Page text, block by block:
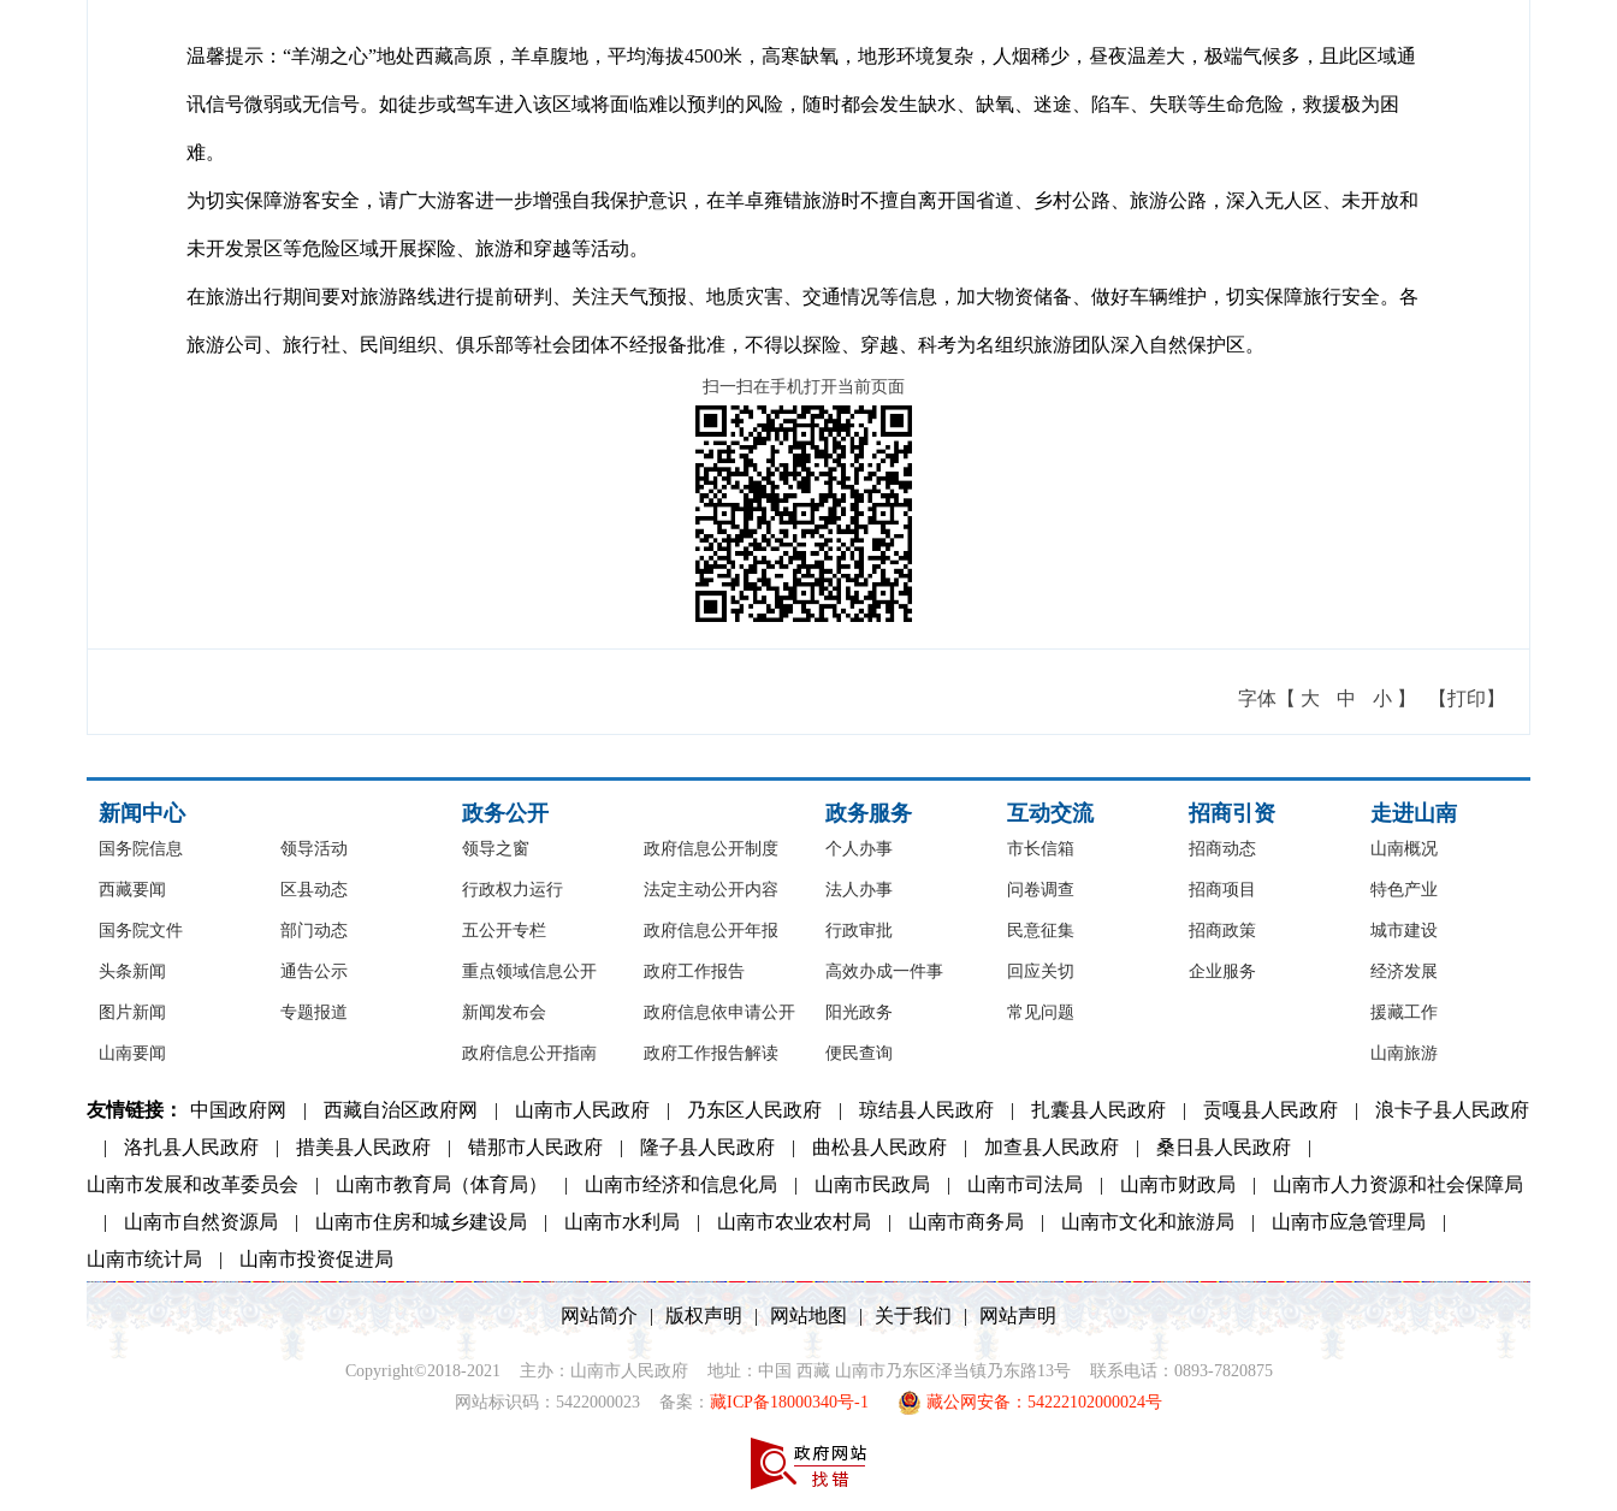
温馨提示： “羊湖之心”地处西藏高原，羊卓腹地，平均海拔4500米，高寒缺氧，地形环境复杂，人烟稀少，昼夜温差大，极端气候多，且此区域通
讯信号微弱或无信号。如徒步或驾车进入该区域将面临难以预判的风险，随时都会发生缺水、缺氧、迷途、陷车、失联等生命危险，救援极为困
难。
为切实保障游客安全，请广大游客进一步增强自我保护意识，在羊卓雍错旅游时不擅自离开国省道、乡村公路、旅游公路，深入无人区、未开放和
未开发景区等危险区域开展探险、旅游和穿越等活动。
在旅游出行期间要对旅游路线进行提前研判、关注天气预报、地质灾害、交通情况等信息，加大物资储备、做好车辆维护，切实保障旅行安全。各
旅游公司、旅行社、民间组织、俱乐部等社会团体不经报备批准，不得以探险、穿越、科考为名组织旅游团队深入自然保护区。
扫一扫在手机打开当前页面
字体【 大 中 小 】 【打印】
新闻中心
国务院信息
西藏要闻
国务院文件
头条新闻
图片新闻
山南要闻
领导活动
区县动态
部门动态
通告公示
专题报道
政务公开
领导之窗
行政权力运行
五公开专栏
重点领域信息公开
新闻发布会
政府信息公开指南
政府信息公开制度
法定主动公开内容
政府信息公开年报
政府工作报告
政府信息依申请公开
政府工作报告解读
政务服务
个人办事
法人办事
行政审批
高效办成一件事
阳光政务
便民查询
互动交流
市长信箱
问卷调查
民意征集
回应关切
常见问题
招商引资
招商动态
招商项目
招商政策
企业服务
走进山南
山南概况
特色产业
城市建设
经济发展
援藏工作
山南旅游
友情链接： 中国政府网 | 西藏自治区政府网 | 山南市人民政府 | 乃东区人民政府 | 琼结县人民政府 | 扎囊县人民政府 | 贡嘎县人民政府 |
浪卡子县人民政府
|
洛扎县人民政府 | 措美县人民政府 | 错那市人民政府 | 隆子县人民政府 | 曲松县人民政府 | 加查县人民政府 | 桑日县人民政府
|
山南市发展和改革委员会
| 山南市教育局（体育局） | 山南市经济和信息化局 | 山南市民政局 | 山南市司法局 | 山南市财政局 |
山南市人力资源和社会保障局
|
山南市自然资源局 | 山南市住房和城乡建设局 | 山南市水利局 | 山南市农业农村局 | 山南市商务局 | 山南市文化和旅游局 | 山南市应急管理局
|
山南市统计局
| 山南市投资促进局
网站简介 | 版权声明 | 网站地图 | 关于我们 | 网站声明
Copyright©2018-2021 主办：山南市人民政府 地址：中国 西藏 山南市乃东区泽当镇乃东路13号 联系电话：0893-7820875
网站标识码：5422000023 备案： 藏ICP备18000340号-1 藏公网安备：54222102000024号